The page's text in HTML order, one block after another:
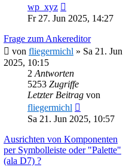
wp_xyz
Fr 27. Jun 2025, 14:27
Frage zum Ankereditor
von fliegermichl » Sa 21. Jun
2025, 10:15
2 Antworten
5253 Zugriffe
Letzter Beitrag von
fliegermichl
Sa 21. Jun 2025, 10:57
Ausrichten von Komponenten
per Symbolleiste oder "Palette"
(ala D7) ?